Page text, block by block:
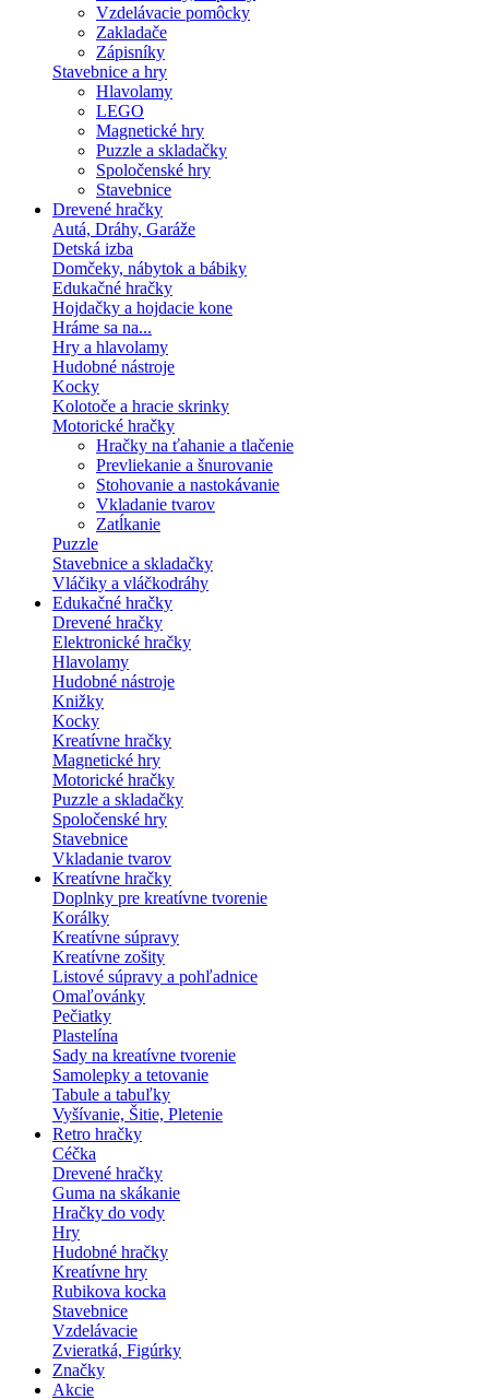
Vzdelávacie pomôcky
Zakladače
Zápisníky
Stavebnice a hry
Hlavolamy
LEGO
Magnetické hry
Puzzle a skladačky
Spoločenské hry
Stavebnice
Drevené hračky
Autá, Dráhy, Garáže
Detská izba
Domčeky, nábytok a bábiky
Edukačné hračky
Hojdačky a hojdacie kone
Hráme sa na...
Hry a hlavolamy
Hudobné nástroje
Kocky
Kolotoče a hracie skrinky
Motorické hračky
Hračky na ťahanie a tlačenie
Prevliekanie a šnurovanie
Stohovanie a nastokávanie
Vkladanie tvarov
Zatĺkanie
Puzzle
Stavebnice a skladačky
Vláčiky a vláčkodráhy
Edukačné hračky
Drevené hračky
Elektronické hračky
Hlavolamy
Hudobné nástroje
Knižky
Kocky
Kreatívne hračky
Magnetické hry
Motorické hračky
Puzzle a skladačky
Spoločenské hry
Stavebnice
Vkladanie tvarov
Kreatívne hračky
Doplnky pre kreatívne tvorenie
Korálky
Kreatívne súpravy
Kreatívne zošity
Listové súpravy a pohľadnice
Omaľovánky
Pečiatky
Plastelína
Sady na kreatívne tvorenie
Samolepky a tetovanie
Tabule a tabuľky
Vyšívanie, Šitie, Pletenie
Retro hračky
Céčka
Drevené hračky
Guma na skákanie
Hračky do vody
Hry
Hudobné hračky
Kreatívne hry
Rubikova kocka
Stavebnice
Vzdelávacie
Zvieratká, Figúrky
Značky
Akcie